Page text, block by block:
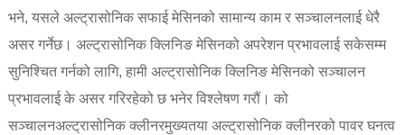
भने, यसले अल्ट्रासोनिक सफाई मेसिनको सामान्य काम र सञ्चालनलाई धेरै
असर गर्नेछ। अल्ट्रासोनिक क्लिनिङ मेसिनको अपरेशन प्रभावलाई सकेसम्म
सुनिश्चित गर्नको लागि, हामी अल्ट्रासोनिक क्लिनिङ मेसिनको सञ्चालन
प्रभावलाई के असर गरिरहेको छ भनेर विश्लेषण गरौं। को
सञ्चालनअल्ट्रासोनिक क्लीनरमुख्यतया अल्ट्रासोनिक क्लीनरको पावर घनत्व